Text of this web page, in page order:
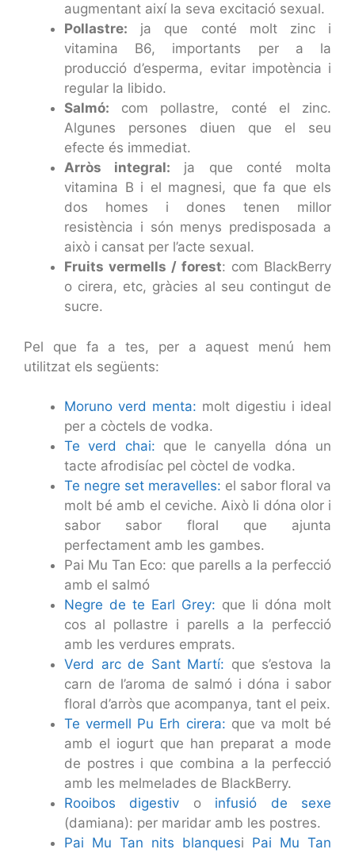
augmentant així la seva excitació sexual.
Pollastre: ja que conté molt zinc i
vitamina B6, importants per a la
producció d’esperma, evitar impotència i
regular la libido.
Salmó: com pollastre, conté el zinc.
Algunes persones diuen que el seu
efecte és immediat.
Arròs integral: ja que conté molta
vitamina B i el magnesi, que fa que els
dos homes i dones tenen millor
resistència i són menys predisposada a
això i cansat per l’acte sexual.
Fruits vermells / forest: com BlackBerry
o cirera, etc, gràcies al seu contingut de
sucre.
Pel que fa a tes, per a aquest menú hem
utilitzat els següents:
Moruno verd menta: molt digestiu i ideal
per a còctels de vodka.
Te verd chai: que le canyella dóna un
tacte afrodisíac pel còctel de vodka.
Te negre set meravelles: el sabor floral va
molt bé amb el ceviche. Això li dóna olor i
sabor sabor floral que ajunta
perfectament amb les gambes.
Pai Mu Tan Eco: que parells a la perfecció
amb el salmó
Negre de te Earl Grey: que li dóna molt
cos al pollastre i parells a la perfecció
amb les verdures emprats.
Verd arc de Sant Martí: que s’estova la
carn de l’aroma de salmó i dóna i sabor
floral d’arròs que acompanya, tant el peix.
Te vermell Pu Erh cirera: que va molt bé
amb el iogurt que han preparat a mode
de postres i que combina a la perfecció
amb les melmelades de BlackBerry.
Rooibos digestiv o infusió de sexe
(damiana): per maridar amb les postres.
Pai Mu Tan nits blanquesi Pai Mu Tan